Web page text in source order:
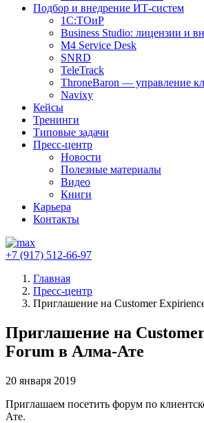
Подбор и внедрение ИТ-систем
1C:ТОиР
Business Studio: лицензии и
M4 Service Desk
SNRD
TeleTrack
ThroneBaron — управление
Navixy
Кейсы
Тренинги
Типовые задачи
Пресс-центр
Новости
Полезные материалы
Видео
Книги
Карьера
Контакты
+7 (917) 512-66-97
Главная
Пресс-центр
Приглашение на Customer
Приглашение на
Forum в Алма-Ате
20 января 2019
Приглашаем посетить форум по
Ате.